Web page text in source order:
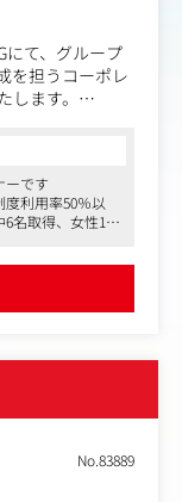
にて、グループ
を担うコーポレ
ます。
ング戦略の立
観の浸透を目的
・編集者との関
原稿作成支援
コミュニケーシ
ーです
利用率50％以
6名取得、女性13
ョンプランニン
No.83889